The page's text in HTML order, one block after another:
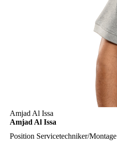
Amjad Al Issa
Amjad Al Issa
Position Servicetechniker/Montage